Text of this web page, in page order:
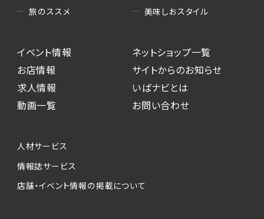
旅のススメ
美味しおスタイル
イベント情報
お店情報
求人情報
動画一覧
ネットショップ一覧
サイトからのお知らせ
いばナビとは
お問い合わせ
人材サービス
情報誌サービス
店舗・イベント情報の掲載について